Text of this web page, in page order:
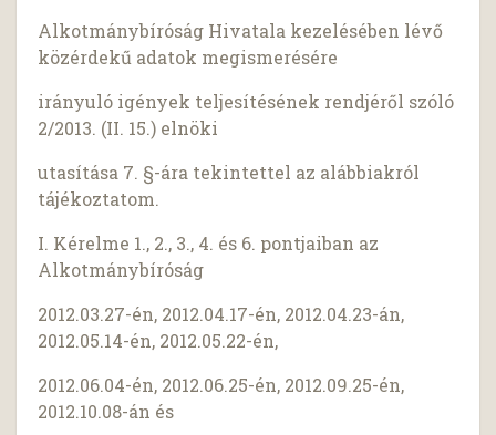
Alkotmánybíróság Hivatala kezelésében lévő
közérdekű adatok megismerésére
irányuló igények teljesítésének rendjéről szóló
2/2013. (II. 15.) elnöki
utasítása 7. §-ára tekintettel az alábbiakról
tájékoztatom.
I. Kérelme 1., 2., 3., 4. és 6. pontjaiban az
Alkotmánybíróság
2012.03.27-én, 2012.04.17-én, 2012.04.23-án,
2012.05.14-én, 2012.05.22-én,
2012.06.04-én, 2012.06.25-én, 2012.09.25-én,
2012.10.08-án és